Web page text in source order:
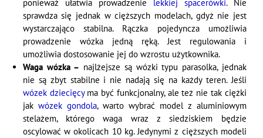
ponieważ ułatwia prowadzenie lekkiej spacerówki. Nie
sprawdza się jednak w cięższych modelach, gdyż nie jest
wystarczająco stabilna. Rączka pojedyncza umożliwia
prowadzenie wózka jedną ręką. Jest regulowania i
umożliwia dostosowanie jej do wzrostu użytkownika.
Waga wózka – najlżejsze są wózki typu parasolka, jednak
nie są zbyt stabilne i nie nadają się na każdy teren. Jeśli
wózek dziecięcyma być funkcjonalny, ale też nie tak ciężki
jak wózek gondola, warto wybrać model z aluminiowym
stelażem, którego waga wraz z siedziskiem będzie
oscylować w okolicach 10 kg. Jedynymi z cięższych modeli